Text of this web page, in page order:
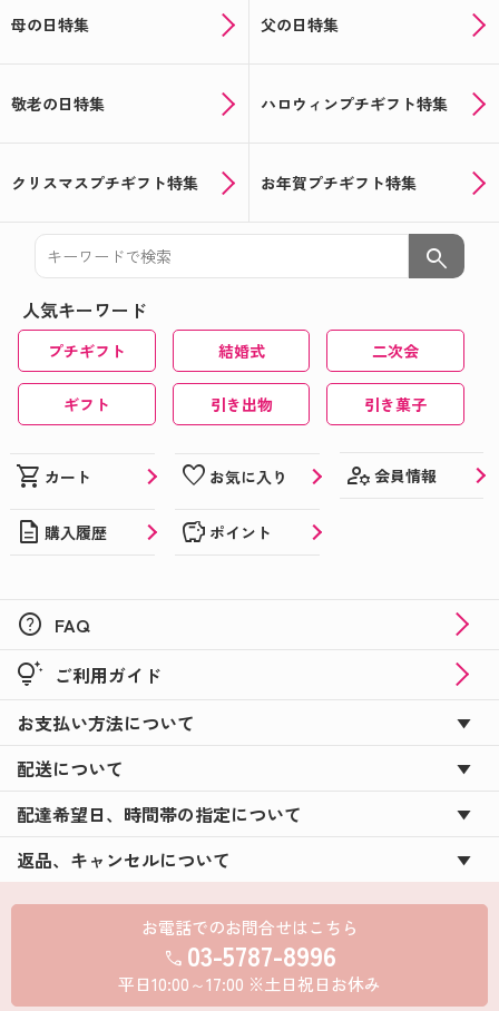
母の日特集 父の日特集
敬老の日特集 ハロウィンプチギフト特集
クリスマスプチギフト特集 お年賀プチギフト特集
search
人気キーワード
プチギフト 結婚式 二次会
ギフト 引き出物 引き菓子
shopping_cart カート favorite お気に入り manage_accounts 会員情報
description 購入履歴 savings ポイント
help FAQ
tips_and_updates ご利用ガイド
お支払い方法について
配送について
配達希望日、時間帯の指定について
返品、キャンセルについて
お電話でのお問合せはこちら
call 03-5787-8996
平日10:00～17:00 ※土日祝日お休み